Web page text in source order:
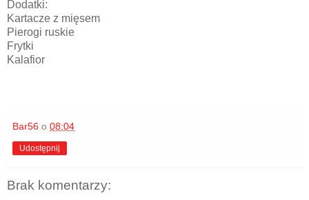
Dodatki:
Kartacze z mięsem
Pierogi ruskie
Frytki
Kalafior
Bar56 o 08:04
Udostępnij
Brak komentarzy: